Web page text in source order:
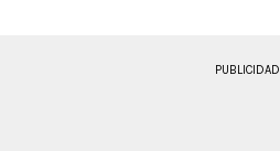
PUBLICIDAD